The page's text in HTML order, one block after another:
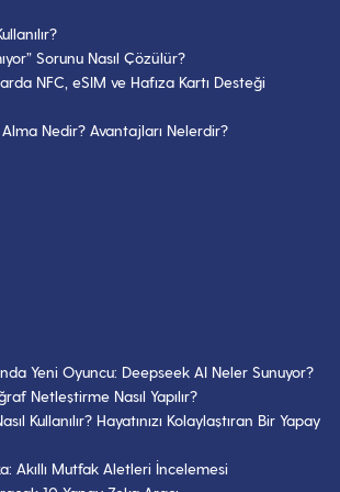
Temel Terimler
dk okuma
En Güçlü Karakterleri￼
dk okuma
Nasıl Oynanır?￼
okuma
Multiplayer Mobil
dk okuma
Sorunu Nasıl Çözülür?
NFC, eSIM ve Hafıza Kartı Desteği
Nedir? Avantajları Nelerdir?
Yeni Oyuncu: Deepseek AI Neler Sunuyor?
Netleştirme Nasıl Yapılır?
Kullanılır? Hayatınızı Kolaylaştıran Bir Yapay
Akıllı Mutfak Aletleri İncelemesi